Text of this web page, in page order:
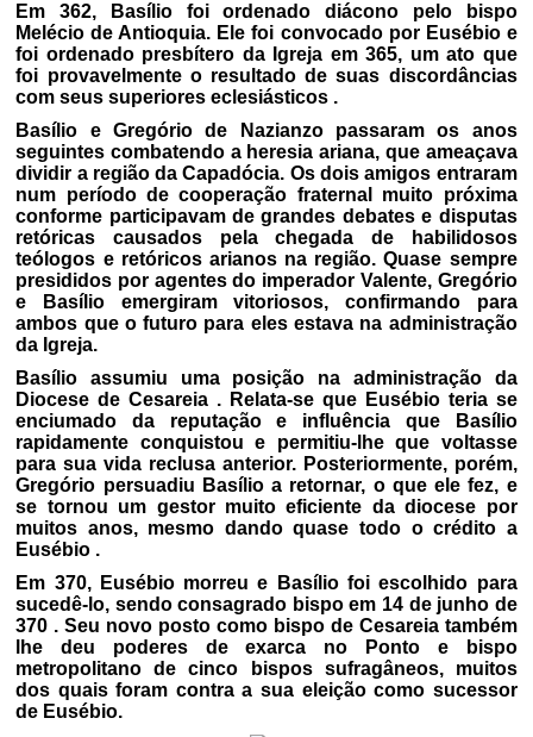
Em 362, Basílio foi ordenado diácono pelo bispo
Melécio de Antioquia. Ele foi convocado por Eusébio e
foi ordenado presbítero da Igreja em 365, um ato que
foi provavelmente o resultado de suas discordâncias
com seus superiores eclesiásticos .
Basílio e Gregório de Nazianzo passaram os anos
seguintes combatendo a heresia ariana, que ameaçava
dividir a região da Capadócia. Os dois amigos entraram
num período de cooperação fraternal muito próxima
conforme participavam de grandes debates e disputas
retóricas causados pela chegada de habilidosos
teólogos e retóricos arianos na região. Quase sempre
presididos por agentes do imperador Valente, Gregório
e Basílio emergiram vitoriosos, confirmando para
ambos que o futuro para eles estava na administração
da Igreja.
Basílio assumiu uma posição na administração da
Diocese de Cesareia . Relata-se que Eusébio teria se
enciumado da reputação e influência que Basílio
rapidamente conquistou e permitiu-lhe que voltasse
para sua vida reclusa anterior. Posteriormente, porém,
Gregório persuadiu Basílio a retornar, o que ele fez, e
se tornou um gestor muito eficiente da diocese por
muitos anos, mesmo dando quase todo o crédito a
Eusébio .
Em 370, Eusébio morreu e Basílio foi escolhido para
sucedê-lo, sendo consagrado bispo em 14 de junho de
370 . Seu novo posto como bispo de Cesareia também
lhe deu poderes de exarca no Ponto e bispo
metropolitano de cinco bispos sufragâneos, muitos
dos quais foram contra a sua eleição como sucessor
de Eusébio.